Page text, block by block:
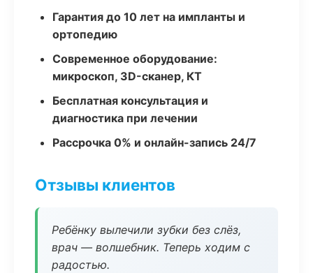
Гарантия до 10 лет на импланты и
ортопедию
Современное оборудование:
микроскоп, 3D-сканер, КТ
Бесплатная консультация и
диагностика при лечении
Рассрочка 0% и онлайн-запись 24/7
Отзывы клиентов
Ребёнку вылечили зубки без слёз,
врач — волшебник. Теперь ходим с
радостью.